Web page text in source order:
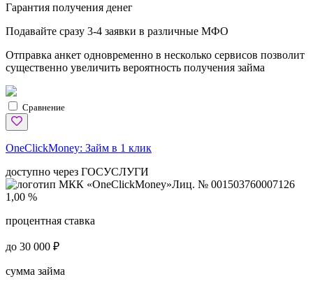
Гарантия получения денег
Подавайте сразу 3-4 заявки в различные МФО
Отправка анкет одновременно в несколько сервисов позволит
существенно увеличить вероятность получения займа
Сравнение
OneClickMoney: Займ в 1 клик
доступно через ГОСУСЛУГИ
Лиц. № 001503760007126
1,00 %
процентная ставка
до 30 000 ₽
сумма займа